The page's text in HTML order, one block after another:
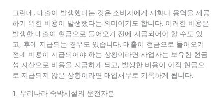
그런데, 매출이 발생했다는 것은 소비자에게 재화나 용역을 제공
하기 위한 비용이 발생했다는 의미이기도 합니다. 이러한 비용은
발생한 매출이 현금으로 들어오기 전에 지급되어야 할 수도 있
고, 후에 지급되는 경우도 있습니다. 매출이 현금으로 들어오기
전에 비용이 지급되어야 하는 상황이라면 사업자는 보유한 현금
성 자산으로 비용을 지급하게 되고, 발생한 비용이 아직 현금으
로 지급되지 않은 상황이라면 매입채무로 기록하게 됩니다.
1. 우리나라 숙박시설의 운전자본